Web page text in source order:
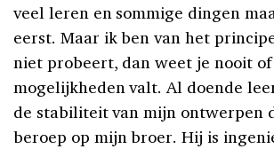
veel leren en sommige dingen
eerst. Maar ik ben van het
niet probeert, dan weet je nooit
mogelijkheden valt. Al doende
de stabiliteit van mijn ontwerpen
beroep op mijn broer. Hij is